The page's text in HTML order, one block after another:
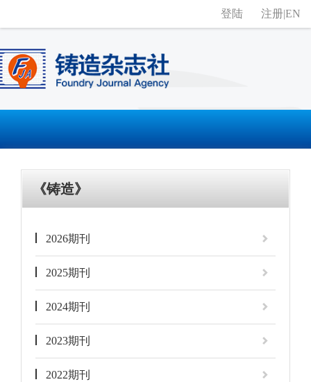
登陆 注册|EN
《铸造》
2026期刊
2025期刊
2024期刊
2023期刊
2022期刊